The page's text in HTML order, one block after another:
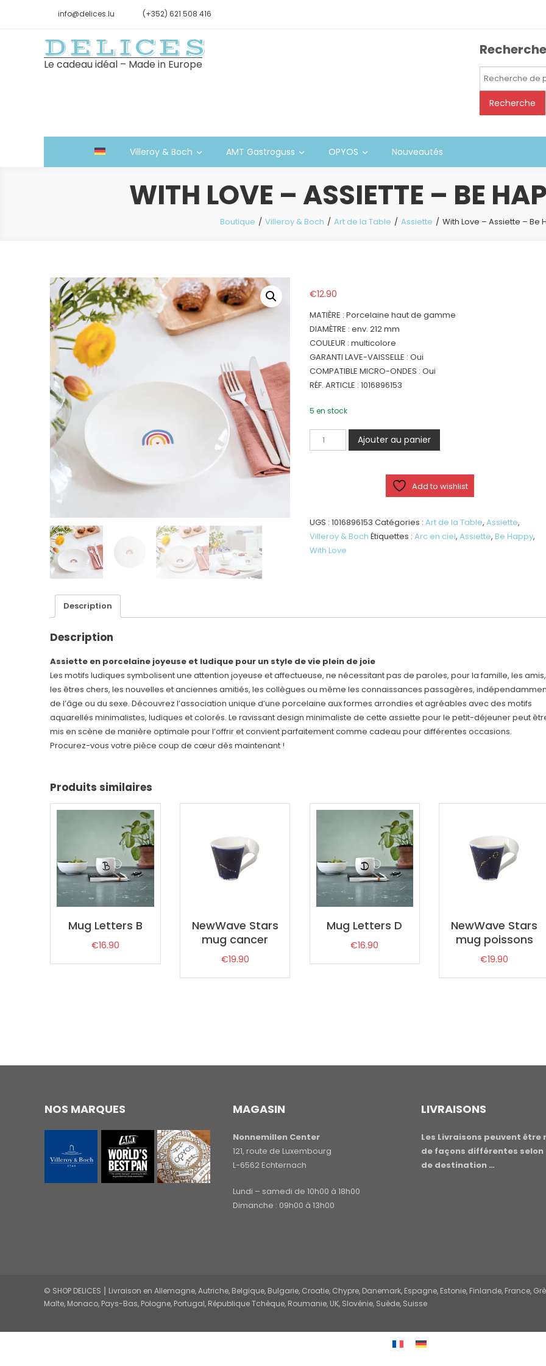
info@delices.lu (+352) 621 508 416
DELICES
Le cadeau idéal – Made in Europe
Recherche
Recherche
Recherche
Villeroy & Boch AMT Gastroguss OPYOS Nouveautés
WITH LOVE – ASSIETTE – BE
Boutique Villeroy & Boch Art de la Table Assiette With Love – Assiette – Be
€12.90
MATIÈRE : Porcelaine haut de gamme
DIAMÈTRE : env. 212 mm
COULEUR : multicolore
GARANTI LAVE-VAISSELLE : Oui
COMPATIBLE MICRO-ONDES : Oui
RÉF. ARTICLE : 1016896153
5 en stock
quantité
de
-
Be
Happy
Ajouter au panier
Add to wishlist
UGS :1016896153 Catégories :Art de la Table,Assiette,
Villeroy & Boch Étiquettes :Arc en ciel,Assiette,Be Happy,
With Love
Description
Description
Assiette en porcelaine joyeuse et ludique pour un style de vie plein de joie
Les motifs ludiques symbolisent une attention joyeuse et affectueuse, ne nécessitant pas de paroles, pour la famille, les amis,
les êtres chers, les nouvelles et anciennes amitiés, les collègues ou même les connaissances passagères,
de l’âge ou du sexe. Découvrez l’association unique d’une porcelaine aux formes arrondies et agréables avec des motifs
aquarellés minimalistes, ludiques et colorés. Le ravissant design minimaliste de cette assiette pour le petit-déjeuner peut
mis en scène de manière optimale pour l’offrir et convient parfaitement comme cadeau pour différentes occasions.
Procurez-vous votre pièce coup de cœur dès maintenant !
Produits similaires
Mug Letters B
€16.90
NewWave Stars
mug cancer
€19.90
Mug Letters D
€16.90
NewWave Stars
mug poissons
€19.90
NOS MARQUES MAGASIN
Nonnemillen Center
121, route de Luxembourg
L-6562 Echternach
Lundi – samedi de 10h00 à 18h00
Dimanche : 09h00 à 13h00
LIVRAISONS
Les Livraisons peuvent être
de façons différentes selon
de destination …
© SHOP DELICES ⎮ Livraison en Allemagne, Autriche, Belgique, Bulgarie, Croatie, Chypre, Danemark, Espagne, Estonie, Finlande, France,
Malte, Monaco, Pays-Bas, Pologne, Portugal, République Tchèque, Roumanie, UK, Slovénie, Suède, Suisse